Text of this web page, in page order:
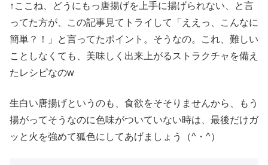
↑ここね、どうにもっ唐揚げを上手に揚げられない、と言
ってた方が、この記事見てトライして「ええっ、こんなに
簡単？！」と言ってたポイント。そうなの。これ、難しい
ことしなくても、美味しく出来上がるストラクチャを備え
たレシピなのw
生白い唐揚げというのも、食欲をそそりませんから、もう
揚がってそうなのに色味がついていない時は、最後だけガ
ッと火を強めて狐色にしてあげましょう（^・^）